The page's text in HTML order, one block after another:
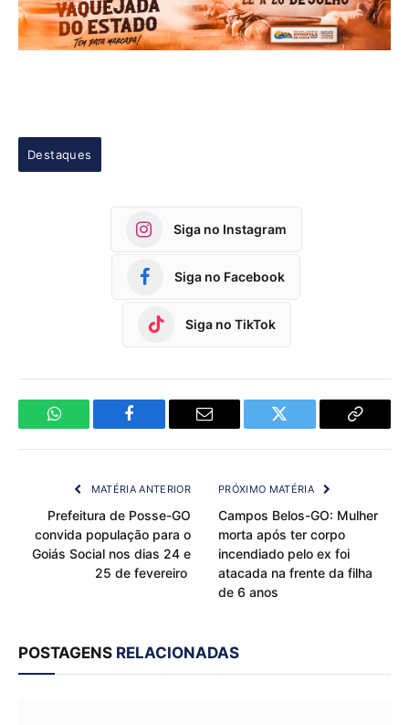
Destaques
Siga no Instagram
Siga no Facebook
Siga no TikTok
WhatsApp Facebook Email Twitter
Copy
MATÉRIA ANTERIOR
Prefeitura de Posse-GO
convida população para o
Goiás Social nos dias 24 e
25 de fevereiro
PRÓXIMO MATÉRIA
Campos Belos-GO: Mulher
morta após ter corpo
incendiado pelo ex foi
atacada na frente da filha
de 6 anos
POSTAGENS RELACIONADAS